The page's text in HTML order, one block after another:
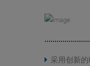
采用创新